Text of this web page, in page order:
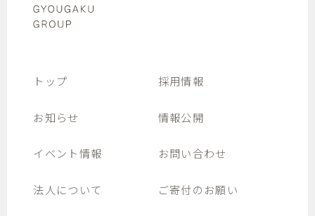
トップ
お知らせ
イベント情報
法人について
採用情報
情報公開
お問い合わせ
ご寄付のお願い